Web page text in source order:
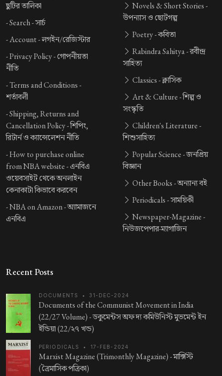
ছুটির তালিকা
-Search -সার্চ
-Account -লগইন/রেজিস্টার
-Privacy Policy -গোপনীয়তা
নীতি
-Terms and Conditions -
শর্তাবলী
-Shipping, Returns and
Cancellation Policy -শিপিং,
রিটার্ন ও ক্যান্সেলেশন নীতি
-How to purchase online
from NBA website -এনবিএ
ওয়েবসাইট থেকে অনলাইন
কেনাকাটা কিভাবে করবেন
-NBA on Amazon -অ্যামাজনে
এনবিএ
Novels & Short Stories -
উপন্যাস ও ছোটগল্প
Poetry -কবিতা
Rabindra Sahitya -রবীন্দ্র
সাহিত্য
Classics -ক্লাসিক
Art & Culture -শিল্প ও
সংস্কৃতি
Children's Literature -
শিশুসাহিত্য
Popular Science -জনপ্রিয়
বিজ্ঞান
Other Books -অন্যান্য বই
Periodicals -সাময়িকী
Newspaper-Magazine -
নিউজপেপার-ম্যাগাজিন
Recent Posts
DOCUMENTS • 31-DEC-2024
Documents of the Communist Movement in India
(22/27 Volume) -ডকুমেন্টস অফ দ্য কমিউনিস্ট মুভমেন্ট ইন
ইন্ডিয়া (22/২৭ খন্ড)
PERIODICALS • 17-FEB-2024
Marxist Magazine (Trimonthly Magazine) -মার্ক্সিস্ট
(ত্রৈমাসিক পত্রিকা)